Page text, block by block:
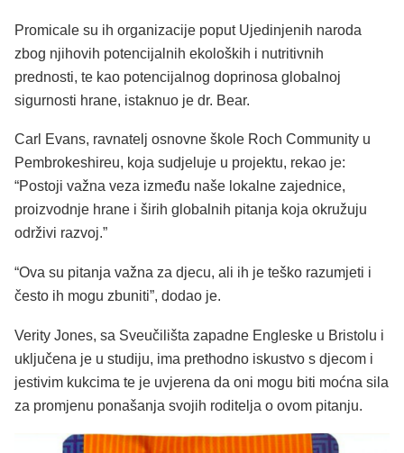
Promicale su ih organizacije poput Ujedinjenih naroda
zbog njihovih potencijalnih ekoloških i nutritivnih
prednosti, te kao potencijalnog doprinosa globalnoj
sigurnosti hrane, istaknuo je dr. Bear.
Carl Evans, ravnatelj osnovne škole Roch Community u
Pembrokeshireu, koja sudjeluje u projektu, rekao je:
“Postoji važna veza između naše lokalne zajednice,
proizvodnje hrane i širih globalnih pitanja koja okružuju
održivi razvoj.”
“Ova su pitanja važna za djecu, ali ih je teško razumjeti i
često ih mogu zbuniti”, dodao je.
Verity Jones, sa Sveučilišta zapadne Engleske u Bristolu i
uključena je u studiju, ima prethodno iskustvo s djecom i
jestivim kukcima te je uvjerena da oni mogu biti moćna sila
za promjenu ponašanja svojih roditelja o ovom pitanju.